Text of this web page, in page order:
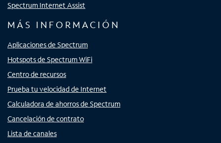
Spectrum Internet Assist
MÁS INFORMACIÓN
Aplicaciones de Spectrum
Hotspots de Spectrum WiFi
Centro de recursos
Prueba tu velocidad de Internet
Calculadora de ahorros de Spectrum
Cancelación de contrato
Lista de canales